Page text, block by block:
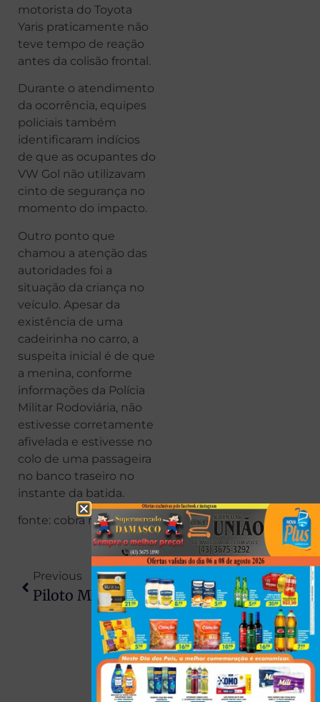
motorista do Toyota
Yaris praticamente não
teve tempo de reação
antes da colisão frontal.
Durante o atendimento
da ocorrência, equipes
policiais também
identificaram indícios
de que as ocupantes do
VW Gol não utilizavam
cinto de segurança no
momento do impacto.
Outro ponto que
chamou a atenção das
autoridades foi a
situação da criança no
veículo. Apesar da
existência de uma
cadeirinha no carro, a
suspeita inicial é de que
a menina, conforme
informações da Polícia
Militar Rodoviária, não
estivesse corretamente
afivelada e estivesse no
colo de uma passageira
no banco traseiro no
instante da batida.
fonte: cobra news
Previous
Piloto Morre Carbonizado Após Queda De Helicóptero Em Meio A Forte Nevoeiro Em Santa Catarina
Next
PF Investiga Esquema Que Trazia Colombianos Ao Brasil Com Falsas Promessas E Os Submetia A Trabalho Escravo